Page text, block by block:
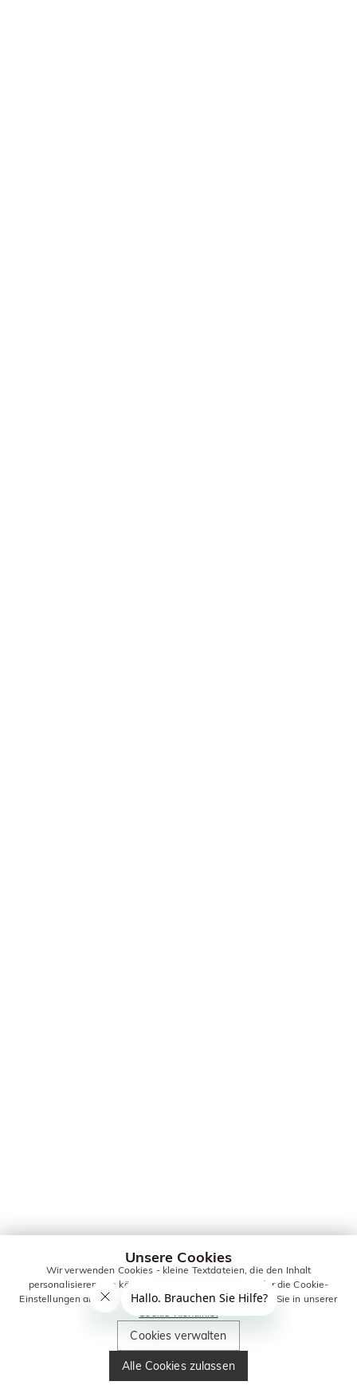
Unsere Cookies
Wir verwenden Cookies - kleine Textdateien, die den Inhalt
personalisieren. Sie können alle Cookies zulassen oder die Cookie-
Einstellungen anpassen. Weitere Informationen erhalten Sie in unserer
Cookie-Richtlinie.
Cookies verwalten
Alle Cookies zulassen